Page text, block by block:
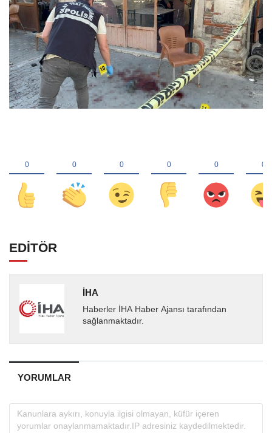
EDİTÖR
İHA
Haberler İHA Haber Ajansı tarafından
sağlanmaktadır.
YORUMLAR